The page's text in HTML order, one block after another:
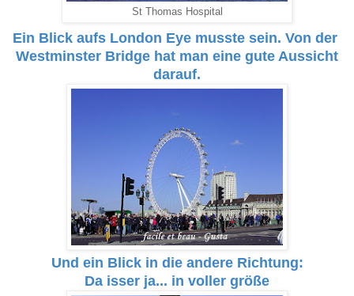
St Thomas Hospital
Ein Blick aufs London Eye musste sein. Von der
Westminster Bridge hat man eine gute Aussicht
darauf.
Und ein Blick in die andere Richtung:
Da isser ja... in voller größe